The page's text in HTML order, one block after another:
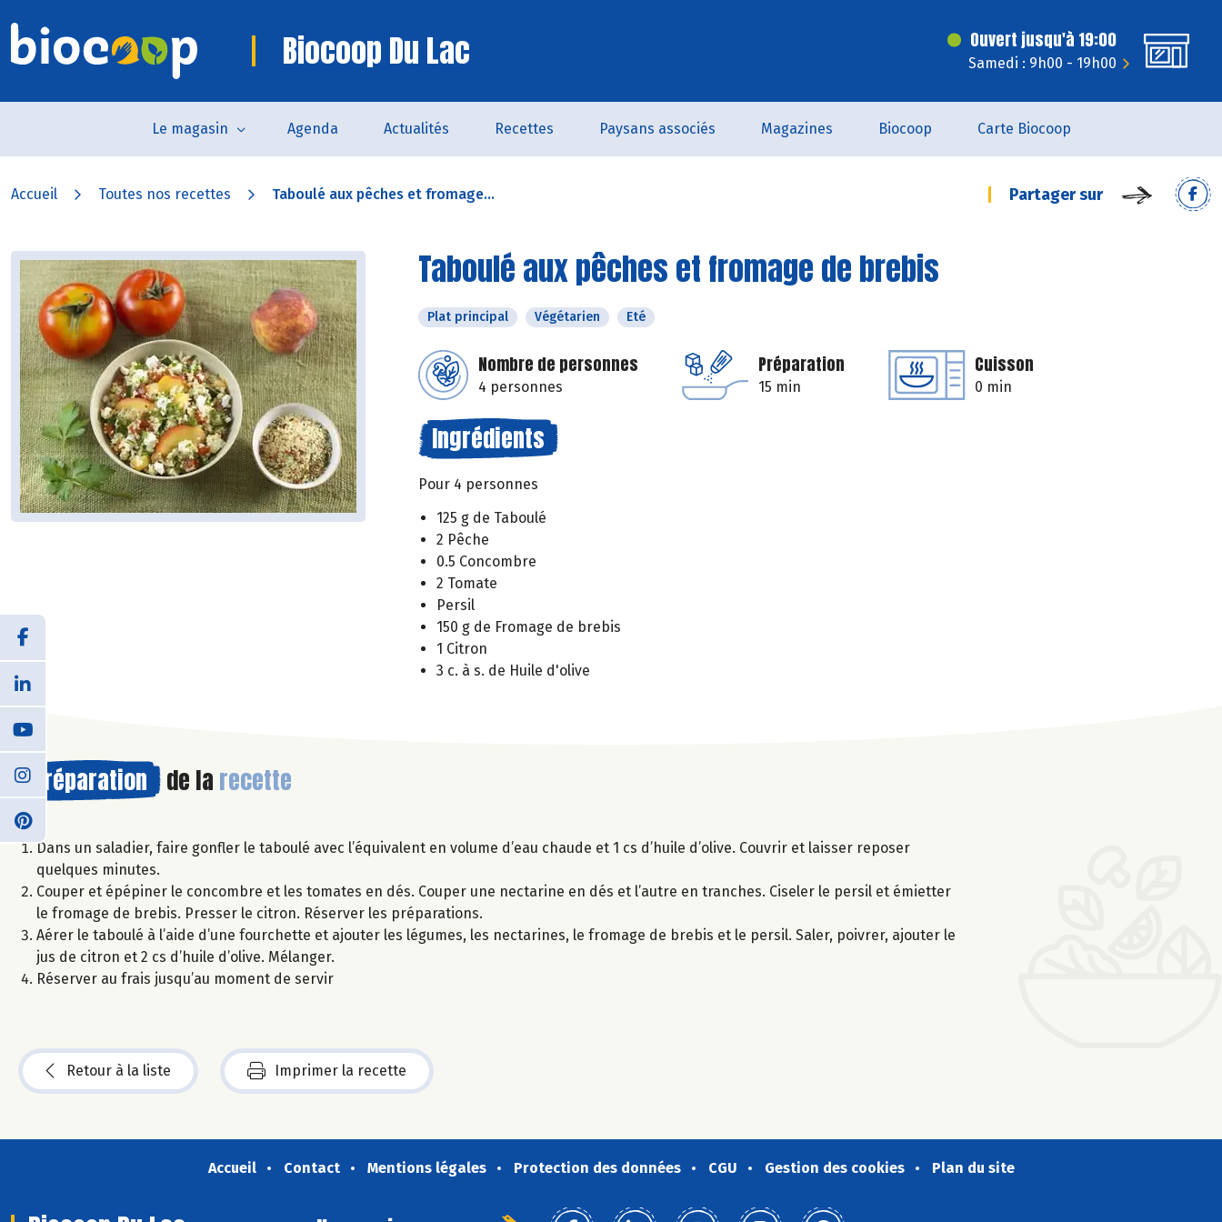
Biocoop Du Lac Ouvert jusqu'à 19:00
Samedi : 9h00 - 19h00
Le magasin Agenda Actualités Recettes Paysans associés Magazines Biocoop Carte Biocoop
Accueil Toutes nos recettes Taboulé aux pêches et fromage... Partager sur
Taboulé aux pêches et fromage de brebis
Plat principal Végétarien Eté
Nombre de personnes
4 personnes
Préparation
15 min
Cuisson
0 min
Ingrédients
Pour 4 personnes
125 g de Taboulé
2 Pêche
0.5 Concombre
2 Tomate
Persil
150 g de Fromage de brebis
1 Citron
3 c. à s. de Huile d'olive
Préparation de la recette
Dans un saladier, faire gonfler le taboulé avec l’équivalent en volume d’eau chaude et 1 cs d’huile d’olive. Couvrir et laisser reposer
quelques minutes.
Couper et épépiner le concombre et les tomates en dés. Couper une nectarine en dés et l’autre en tranches. Ciseler le persil et émietter
le fromage de brebis. Presser le citron. Réserver les préparations.
Aérer le taboulé à l’aide d’une fourchette et ajouter les légumes, les nectarines, le fromage de brebis et le persil. Saler, poivrer, ajouter le
jus de citron et 2 cs d’huile d’olive. Mélanger.
Réserver au frais jusqu’au moment de servir
Retour à la liste Imprimer la recette
Accueil Contact Mentions légales Protection des données CGU Gestion des cookies Plan du site